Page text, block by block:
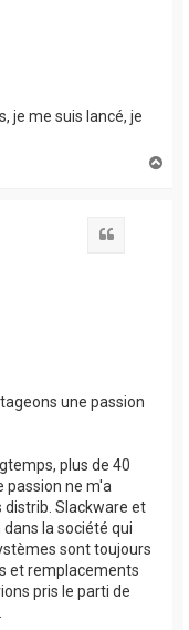
je me suis lancé, je
une passion
plus de 40
passion ne m'a
Slackware et
la société qui
sont toujours
et remplacements
pris le parti de